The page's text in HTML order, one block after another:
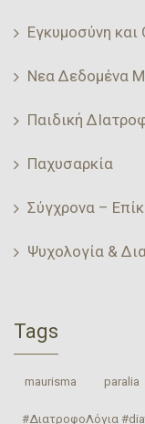
Εγκυμοσύνη
Νεα Δεδομένα
Παιδική
Παχυσαρκία
Σύγχρονα –
Ψυχολογία &
Tags
‎ maurisma‬ ‎ paralia‬
#ΔιατροφοΛόγια